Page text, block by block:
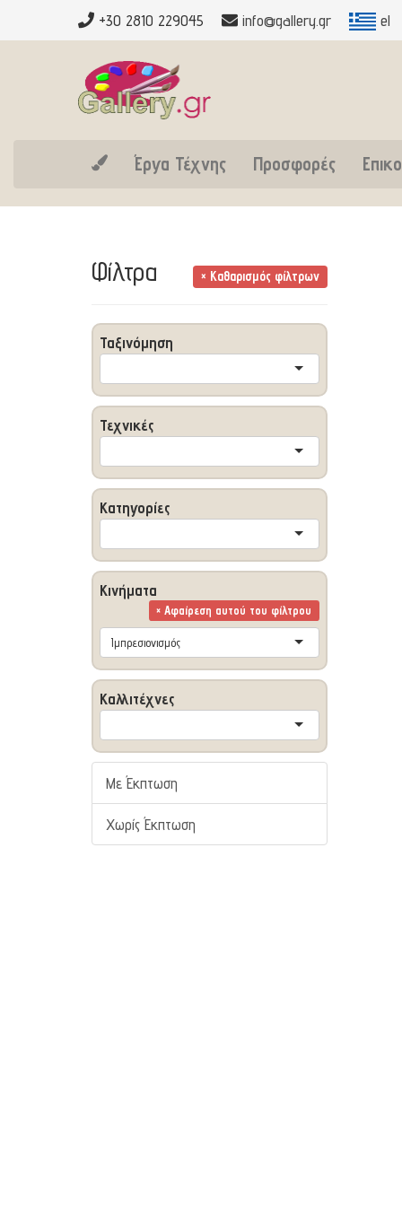
+30 2810 229045 info@gallery.gr el
Έργα Τέχνης Προσφορές
Φίλτρα × Καθαρισμός φίλτρων
Ταξινόμηση
Τεχνικές
Κατηγορίες
Κινήματα
× Αφαίρεση αυτού του φίλτρου
Ιμπρεσιονισμός
Καλλιτέχνες
Με Έκπτωση
Χωρίς Έκπτωση